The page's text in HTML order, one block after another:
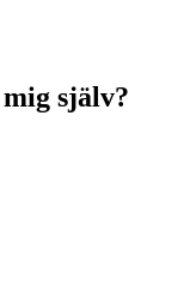
själv?